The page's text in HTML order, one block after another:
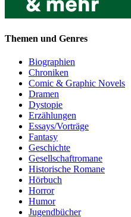
Themen und Genres
Biographien
Chroniken
Comic & Graphic Novels
Dramen
Dystopie
Erzählungen
Essays/Vorträge
Fantasy
Geschichte
Gesellschaftromane
Historische Romane
Hörbuch
Horror
Humor
Jugendbücher